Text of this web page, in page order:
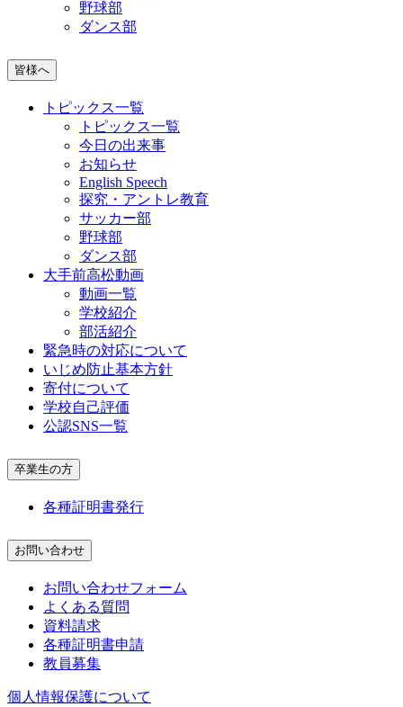
野球部
ダンス部
皆様へ
トピックス一覧
トピックス一覧
今日の出来事
お知らせ
English Speech
探究・アントレ教育
サッカー部
野球部
ダンス部
大手前高松動画
動画一覧
学校紹介
部活紹介
緊急時の対応について
いじめ防止基本方針
寄付について
学校自己評価
公認SNS一覧
卒業生の方
各種証明書発行
お問い合わせ
お問い合わせフォーム
よくある質問
資料請求
各種証明書申請
教員募集
個人情報保護について